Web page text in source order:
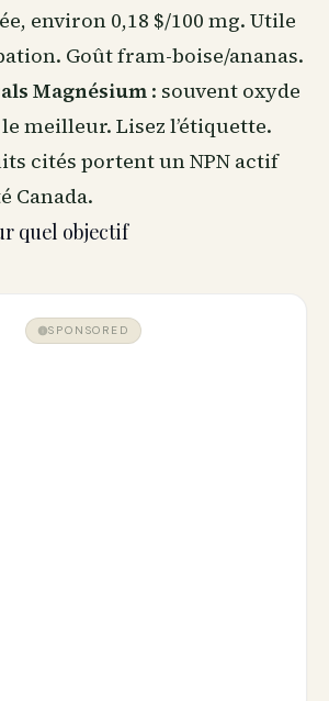
environ 0,18 $/100 mg. Utile
Goût fram-boise/ananas.
Magnésium : souvent oxyde
meilleur. Lisez l’étiquette.
cités portent un NPN actif
Canada.
quel objectif
SPONSORED